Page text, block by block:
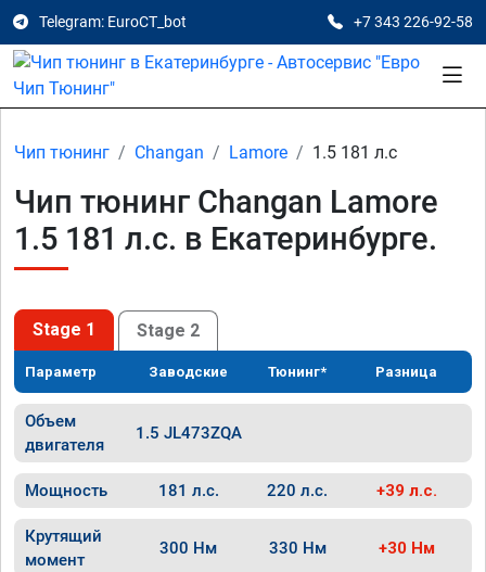
Telegram: EuroCT_bot +7 343 226-92-58
Чип тюнинг Changan Lamore 1.5 181 л.с
Чип тюнинг Changan Lamore
1.5 181 л.с. в Екатеринбурге.
Stage 1 Stage 2
Параметр Заводские Тюнинг* Разница
Объем
двигателя
1.5 JL473ZQA
Мощность 181 л.с. 220 л.с. +39 л.с.
Крутящий
момент
300 Нм 330 Нм +30 Нм